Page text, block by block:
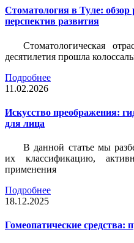
Стоматология в Туле:
перспектив развития
Стоматологическая
десятилетия прошла
Подробнее
11.02.2026
Искусство преображения:
для лица
В данной статье мы
их классификацию,
применения
Подробнее
18.12.2025
Гомеопатические